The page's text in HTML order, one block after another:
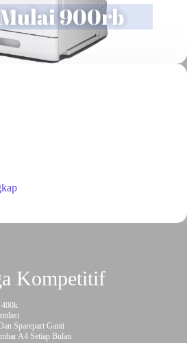
900rb
Kompetitif
Sparepart Ganti
A4 Setiap Bulan